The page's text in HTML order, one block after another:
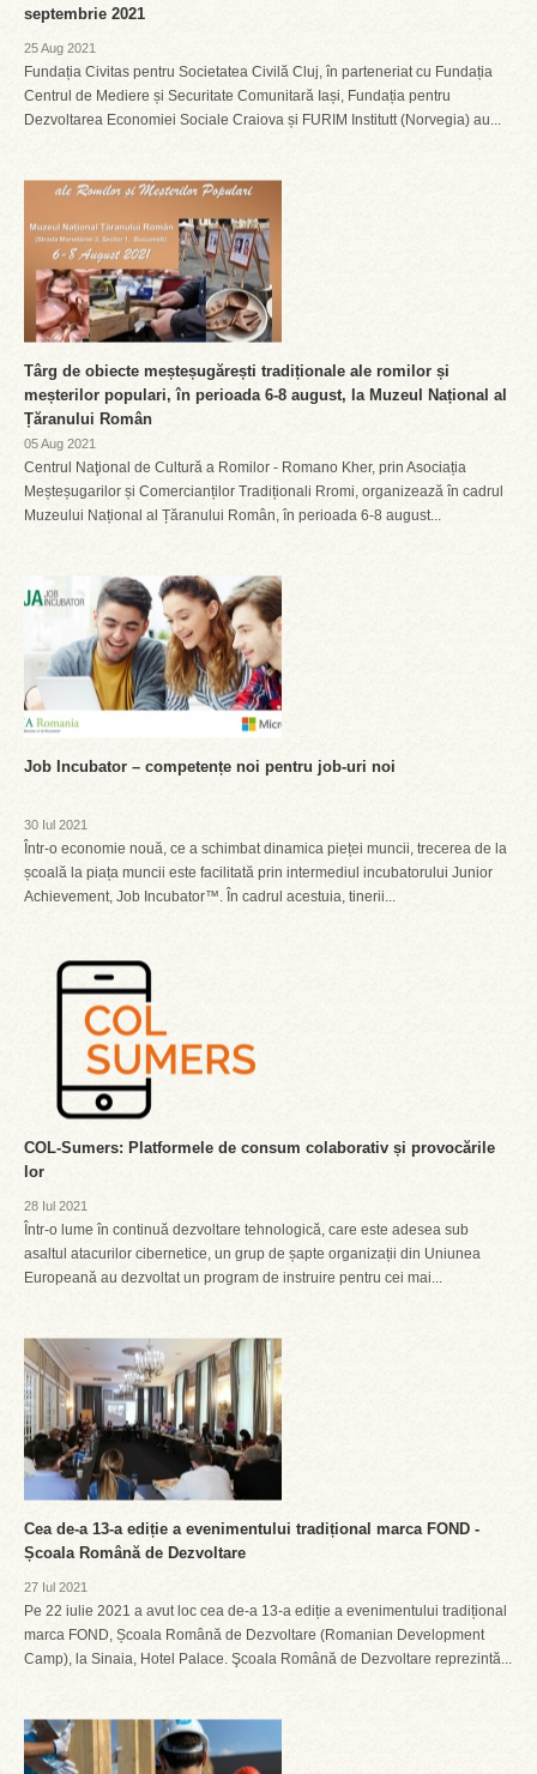
septembrie 2021
25 Aug 2021
Fundația Civitas pentru Societatea Civilă Cluj, în parteneriat cu Fundația
Centrul de Mediere și Securitate Comunitară Iași, Fundația pentru
Dezvoltarea Economiei Sociale Craiova și FURIM Institutt (Norvegia) au...
Târg de obiecte meșteșugărești tradiționale ale romilor și
meșterilor populari, în perioada 6-8 august, la Muzeul Național al
Țăranului Român
05 Aug 2021
Centrul Naţional de Cultură a Romilor - Romano Kher, prin Asociația
Meșteșugarilor și Comercianților Tradiționali Rromi, organizează în cadrul
Muzeului Național al Țăranului Român, în perioada 6-8 august...
Job Incubator – competențe noi pentru job-uri noi
30 Iul 2021
Într-o economie nouă, ce a schimbat dinamica pieței muncii, trecerea de la
școală la piața muncii este facilitată prin intermediul incubatorului Junior
Achievement, Job Incubator™. În cadrul acestuia, tinerii...
COL-Sumers: Platformele de consum colaborativ și provocările
lor
28 Iul 2021
Într-o lume în continuă dezvoltare tehnologică, care este adesea sub
asaltul atacurilor cibernetice, un grup de șapte organizații din Uniunea
Europeană au dezvoltat un program de instruire pentru cei mai...
Cea de-a 13-a ediție a evenimentului tradițional marca FOND -
Școala Română de Dezvoltare
27 Iul 2021
Pe 22 iulie 2021 a avut loc cea de-a 13-a ediție a evenimentului tradițional
marca FOND, Școala Română de Dezvoltare (Romanian Development
Camp), la Sinaia, Hotel Palace. Şcoala Română de Dezvoltare reprezintă...